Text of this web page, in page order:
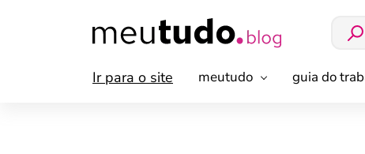
Ir para o site meutudo guia do